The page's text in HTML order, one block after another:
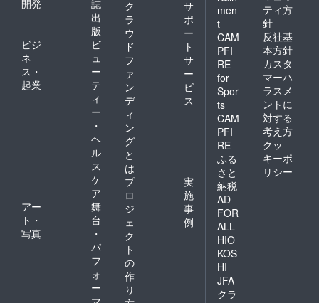
開発
誌
出
版
ビジ
ネ
ス・
起業
ビ
ュ
ー
テ
ィ
ー
・
ヘ
ル
ス
ケ
ア
アー
ト・
写真
舞
台
・
パ
フ
ォ
ー
ク
ラ
ウ
ド
フ
ァ
ン
デ
ィ
ン
グ
と
は
サ
ポ
ー
ト
サ
ー
ビ
ス
プ
ロ
ジ
ェ
ク
ト
の
作
り
実
施
事
例
men
t
CAM
PFI
RE
for
Spor
ts
CAM
PFI
RE
ふる
さと
納税
AD
FOR
ALL
HIO
KOS
HI
JFA
クラ
ティ方
針
反社基
本方針
カスタ
マーハ
ラスメ
ントに
対する
考え方
クッ
キーポ
リシー